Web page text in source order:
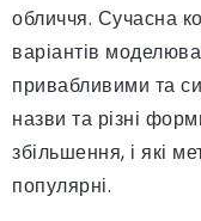
обличчя. Сучасна
варіантів
привабливими та
назви та різні
збільшення, і які
популярні.